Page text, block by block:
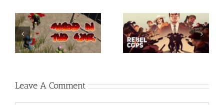
Rainbow Six Siege –
Razer Synapse 3 No
Recoil Macro
TORINTO-DARKZER0
Leave A Comment